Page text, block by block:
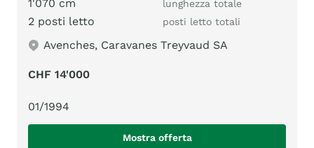
1'070 cm lunghezza totale
2 posti letto posti letto totali
Avenches, Caravanes Treyvaud SA
CHF 14'000
01/1994
Mostra offerta